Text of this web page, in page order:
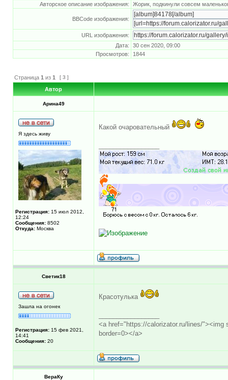
Авторское описание изображения:
Жорик, подкинули совсем
BBCode изображения:
URL изображения:
Дата:
30 сен 2020, 09:00
Просмотров:
1844
Страница 1 из 1 [ 3 ]
Автор
Арина49
Я здесь живу
Регистрация: 15 июл 2012,
12:24
Сообщения: 8502
Откуда: Москва
Какой очаровательный
Светик18
Зашла на огонек
Регистрация: 15 фев 2021,
14:41
Сообщения: 20
Красотулька
<a href="https://calorizator.ru/lines/"><img
border=0></a>
ВераКу